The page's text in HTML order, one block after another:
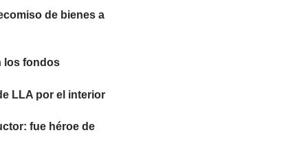
de bienes a
los fondos
LLA por el interior
fue héroe de